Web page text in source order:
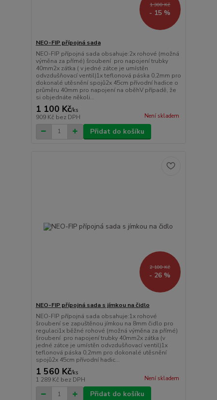
1 300 Kč
- 15 %
NEO-FIP přípojná sada
NEO-FIP přípojná sada obsahuje:2x rohové (možná
výměna za přímé) šroubení pro napojení trubky
40mm2x zátka ( v jedné zátce je umístěn
odvzdušňovací ventil)1x teflonová páska 0,2mm pro
dokonalé utěsnění spojů2x 45cm přívodní hadice o
průměru 40mm pro napojení na oběhV případě, že
si objednáte několi...
1 100 Kč/ks
909 Kč bez DPH Není skladem
Přidat do košíku
2 100 Kč
- 26 %
NEO-FIP přípojná sada s jímkou na čidlo
NEO-FIP přípojná sada obsahuje:1x rohové
šroubení se zapuštěnou jímkou na 8mm čidlo pro
regulaci1x běžné rohové (možná výměna za přímé)
šroubení pro napojení trubky 40mm2x zátka (v
jedné zátce je umístěn odvzdušňovací ventil)1x
teflonová páska 0,2mm pro dokonalé utěsnění
spojů2x 45cm přívodní hadic...
1 560 Kč/ks
1 289 Kč bez DPH Není skladem
Přidat do košíku